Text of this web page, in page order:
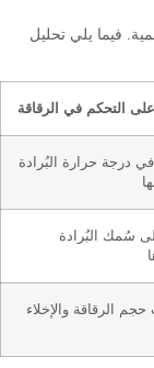
فيما يلي تحليل
على التحكم في الرقاقة
درجة حرارة البُرادة
سُمك البُرادة
حجم الرقاقة والإخلاء